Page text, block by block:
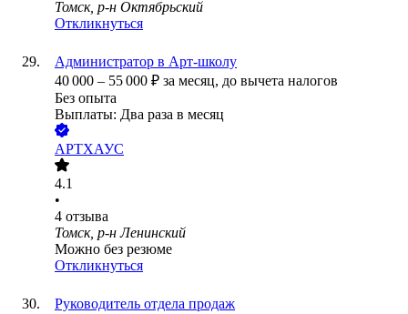
Томск, р-н Октябрьский
Откликнуться
Администратор в Арт-школу
40 000 – 55 000 ₽ за месяц, до вычета налогов
Без опыта
Выплаты: Два раза в месяц
АРТХАУС
4.1
•
4 отзыва
Томск, р-н Ленинский
Можно без резюме
Откликнуться
Руководитель отдела продаж